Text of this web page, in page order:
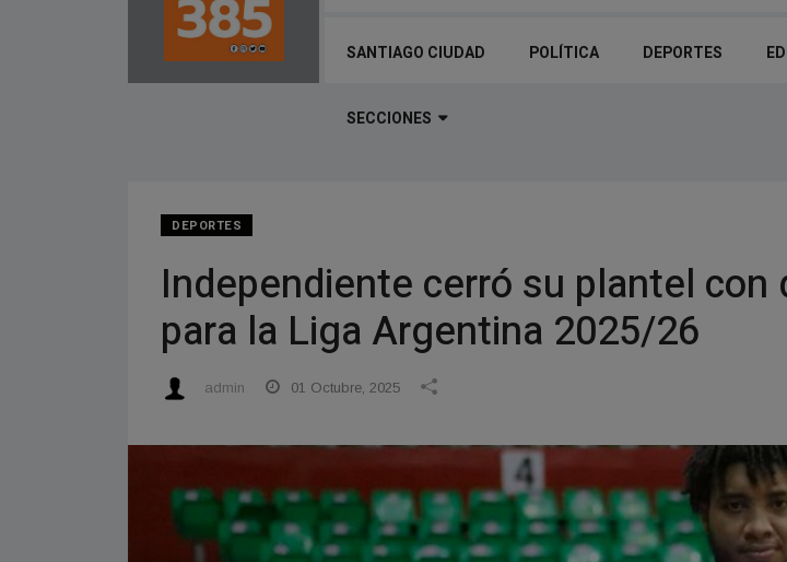
SANTIAGO CIUDAD POLÍTICA DEPORTES
SECCIONES
DEPORTES
Independiente cerró su plantel
para la Liga Argentina 2025/26
admin 01 Octubre, 2025